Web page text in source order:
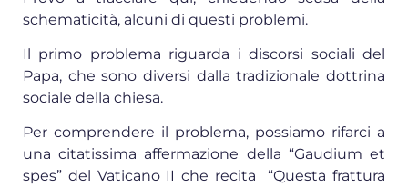
schematicità, alcuni di questi problemi.
Il primo problema riguarda i discorsi sociali del
Papa, che sono diversi dalla tradizionale dottrina
sociale della chiesa.
Per comprendere il problema, possiamo rifarci a
una citatissima affermazione della “Gaudium et
spes” del Vaticano II che recita “Questa frattura